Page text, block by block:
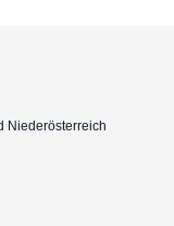
Niederösterreich